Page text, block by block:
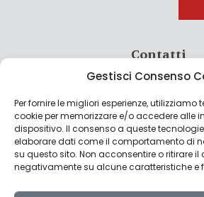
Gestisci Consenso
Per fornire le migliori esperienze, utilizziamo
cookie per memorizzare e/o accedere alle
dispositivo. Il consenso a queste
elaborare dati come il comportamento di
su questo sito. Non acconsentire o ritirare il
negativamente su alcune caratteristiche e
Contatti
Note legali
Privacy Policy